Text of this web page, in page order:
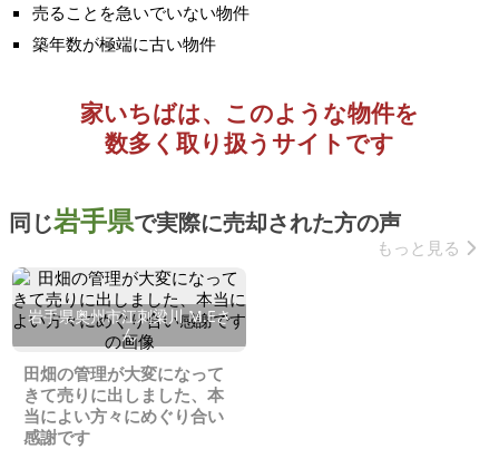
売ることを急いでいない物件
築年数が極端に古い物件
家いちばは、このような物件を
数多く取り扱うサイトです
同じ岩手県で実際に売却された方の声
もっと見る
岩手県奥州市江刺梁川 M.Eさ
ん
田畑の管理が大変になって
きて売りに出しました、本
当によい方々にめぐり合い
感謝です